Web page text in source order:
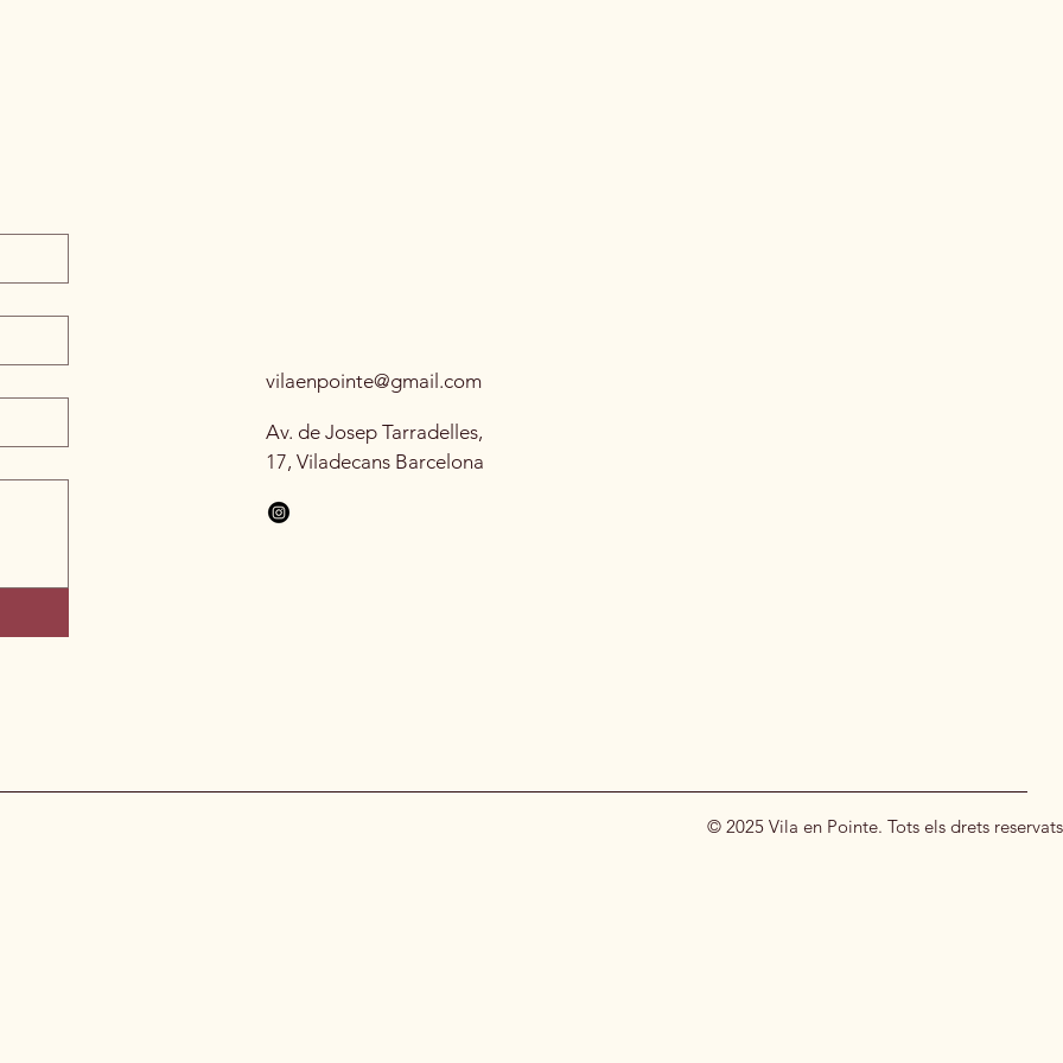
vilaenpointe@gmail.com
Av. de Josep Tarradelles,
17, Viladecans Barcelona
© 2025 Vila en Pointe. Tots els drets reservats